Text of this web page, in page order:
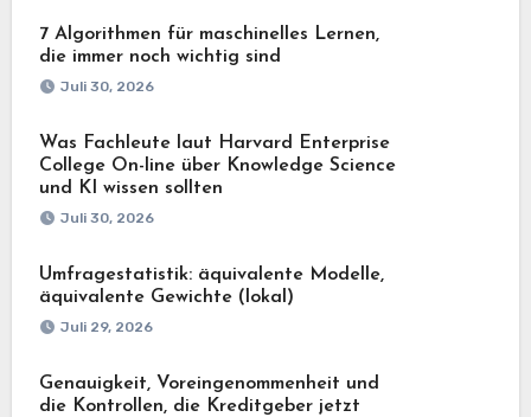
7 Algorithmen für maschinelles Lernen,
die immer noch wichtig sind
Juli 30, 2026
Was Fachleute laut Harvard Enterprise
College On-line über Knowledge Science
und KI wissen sollten
Juli 30, 2026
Umfragestatistik: äquivalente Modelle,
äquivalente Gewichte (lokal)
Juli 29, 2026
Genauigkeit, Voreingenommenheit und
die Kontrollen, die Kreditgeber jetzt